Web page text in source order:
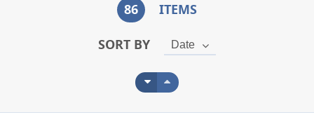
86
ITEMS
SORT BY
Date